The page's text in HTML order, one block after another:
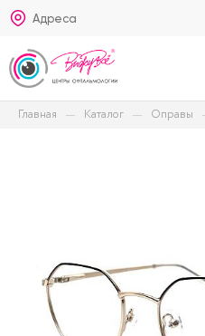
Адреса
Главная Каталог Оправы